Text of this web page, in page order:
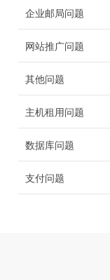
企业邮局问题
网站推广问题
其他问题
主机租用问题
数据库问题
支付问题